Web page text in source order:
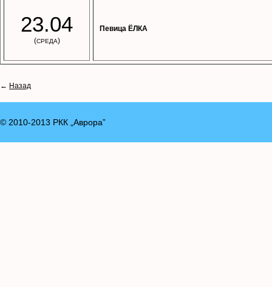
23.04
(СРЕДА)
Певица ЁЛКА
← Назад
© 2010-2013 РКК „Аврора”